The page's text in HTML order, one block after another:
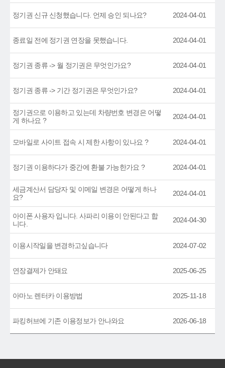
정기권 신규 신청했습니다. 언제 승인 되나요? 2024-04-01
종료일 전에 정기권 연장을 못했습니다. 2024-04-01
정기권 종류 -> 월 정기권은 무엇인가요? 2024-04-01
정기권 종류 -> 기간 정기권은 무엇인가요? 2024-04-01
정기권으로 이용하고 있는데 차량번호 변경은 어떻
게 하나요 ?
2024-04-01
모바일로 사이트 접속 시 제한 사항이 있나요 ? 2024-04-01
정기권 이용하다가 중간에 환불 가능한가요 ? 2024-04-01
세금계산서 담당자 및 이메일 변경은 어떻게 하나
요?
2024-04-01
아이폰 사용자 입니다. 사파리 이용이 안된다고 합
니다.
2024-04-30
이용시작일을 변경하고싶습니다 2024-07-02
연장결제가 안돼요 2025-06-25
아마노 렌터카 이용방법 2025-11-18
파킹허브에 기존 이용정보가 안나와요 2026-06-18